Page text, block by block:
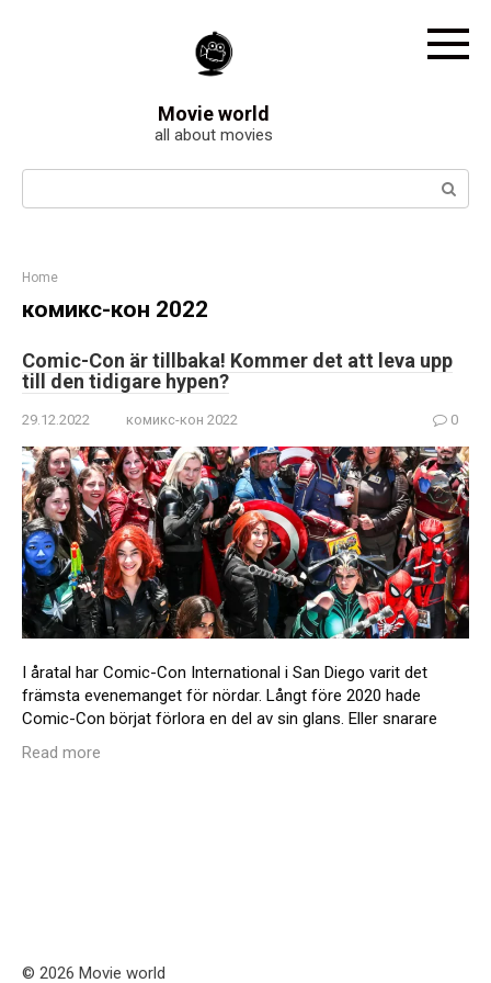
Movie world
all about movies
Search:
Home
комикс-кон 2022
Comic-Con är tillbaka! Kommer det att leva upp
till den tidigare hypen?
29.12.2022 комикс-кон 2022 0
I åratal har Comic-Con International i San Diego varit det
främsta evenemanget för nördar. Långt före 2020 hade
Comic-Con börjat förlora en del av sin glans. Eller snarare
Read more
© 2026 Movie world